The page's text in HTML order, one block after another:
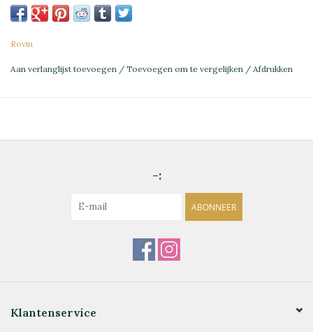
Rovin
Aan verlanglijst toevoegen / Toevoegen om te vergelijken / Afdrukken
-:
ABONNEER
Klantenservice